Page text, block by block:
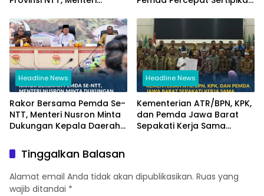
Pandang Masyarakat
NTT
Headline News
Rakor Bersama Pemda Se-
NTT, Menteri Nusron Minta
Dukungan Kepala Daerah
Layanan Pertanahan
Headline News
Kementerian ATR/BPN, KPK,
dan Pemda Jawa Barat
Sepakati Kerja Sama
Tinggalkan Balasan
Alamat email Anda tidak akan dipublikasikan. Ruas yang
wajib ditandai *